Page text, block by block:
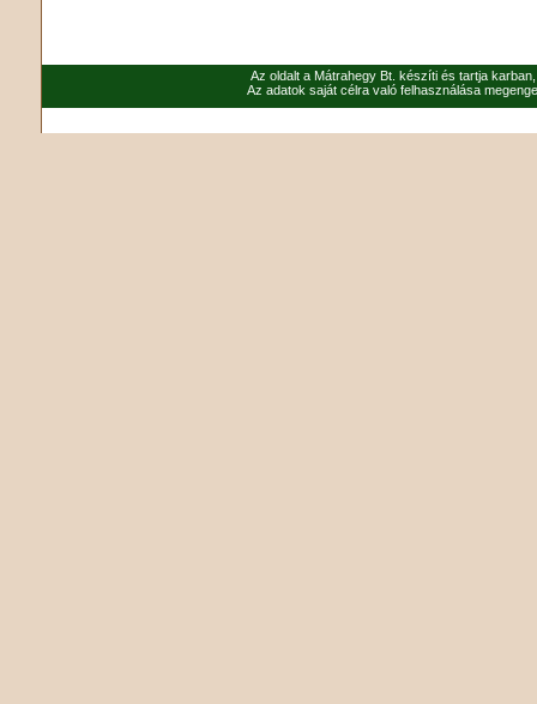
Az oldalt a Mátrahegy Bt. készíti és tartja
Az adatok saját célra való felhasználása